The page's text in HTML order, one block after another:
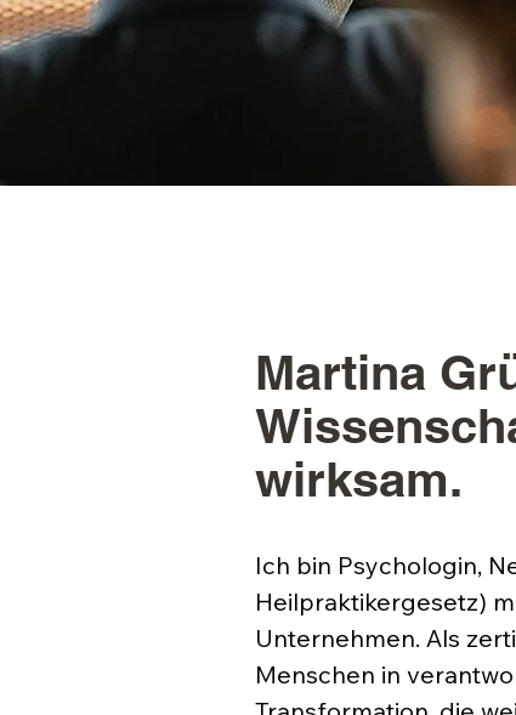
Martina
wirksam.
Ich bin Psychologin,
Heilpraktikergesetz)
Unternehmen. Als
Menschen in